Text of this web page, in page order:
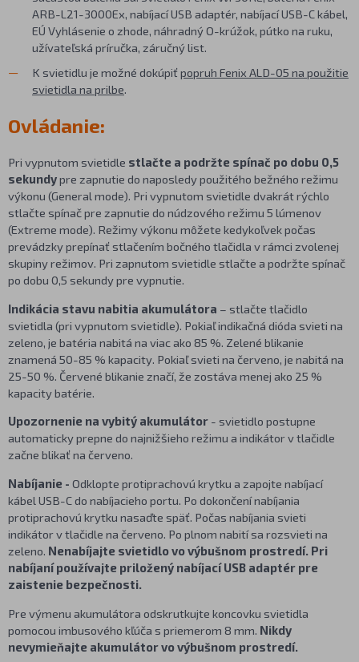
ARB-L21-3000Ex, nabíjací USB adaptér, nabíjací USB-C kábel,
EÚ Vyhlásenie o zhode, náhradný O-krúžok, pútko na ruku,
užívateľská príručka, záručný list.
K svietidlu je možné dokúpiť popruh Fenix ALD-05 na použitie
svietidla na prilbe.
Ovládanie:
Pri vypnutom svietidle stlačte a podržte spínač po dobu 0,5
sekundypre zapnutie do naposledy použitého bežného režimu
výkonu (General mode). Pri vypnutom svietidle dvakrát rýchlo
stlačte spínač pre zapnutie do núdzového režimu 5 lúmenov
(Extreme mode). Režimy výkonu môžete kedykoľvek počas
prevádzky prepínať stlačením bočného tlačidla v rámci zvolenej
skupiny režimov. Pri zapnutom svietidle stlačte a podržte spínač
po dobu 0,5 sekundy pre vypnutie.
Indikácia stavu nabitia akumulátora – stlačte tlačidlo
svietidla (pri vypnutom svietidle). Pokiaľ indikačná dióda svieti na
zeleno, je batéria nabitá na viac ako 85 %. Zelené blikanie
znamená 50-85 % kapacity. Pokiaľ svieti na červeno, je nabitá na
25-50 %. Červené blikanie značí, že zostáva menej ako 25 %
kapacity batérie.
Upozornenie na vybitý akumulátor - svietidlo postupne
automaticky prepne do najnižšieho režimu a indikátor v tlačidle
začne blikať na červeno.
Nabíjanie - Odklopte protiprachovú krytku a zapojte nabíjací
kábel USB-C do nabíjacieho portu. Po dokončení nabíjania
protiprachovú krytku nasaďte späť. Počas nabíjania svieti
indikátor v tlačidle na červeno. Po plnom nabití sa rozsvieti na
zeleno. Nenabíjajte svietidlo vo výbušnom prostredí. Pri
nabíjaní používajte priložený nabíjací USB adaptér pre
zaistenie bezpečnosti.
Pre výmenu akumulátora odskrutkujte koncovku svietidla
pomocou imbusového kľúča s priemerom 8 mm. Nikdy
nevymieňajte akumulátor vo výbušnom prostredí.